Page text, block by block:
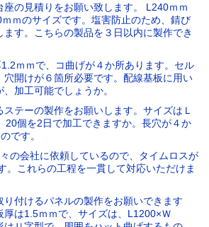
座の見積りをお願い致します。 L240ｍｍ
ｍのサイズです。塩害防止のため、錆び
ます。こちらの製品を３日以内に製作でき
ｍｍで、コ曲げが４か所あります。セル
穴開けが６箇所必要です。配線基板に用い
加工可能でしょうか。
テーの製作をお願いします。サイズはＬ
20個を2日で加工できますか。長穴が４か
です。
の会社に依頼しているので、タイムロスが
。これらの工程を一貫して対応いただけま
り付けるパネルの製作をお願いできます
厚は1.5ｍｍで、サイズは、L1200×Ｗ